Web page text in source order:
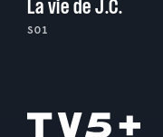
La vie de J.C.
S01